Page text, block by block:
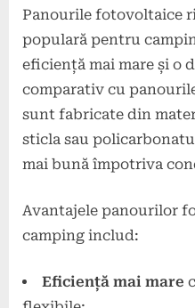
Panourile fotovoltaice
populară pentru
eficiență mai mare și o
comparativ cu
sunt fabricate din
sticla sau
mai bună împotriva
Avantajele panourilor
camping includ:
Eficiență mai mare